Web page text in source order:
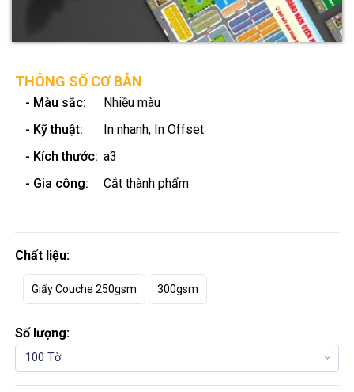
THÔNG SỐ CƠ BẢN
- Màu sắc:
Nhiều màu
- Kỹ thuật:
In nhanh, In Offset
- Kích thước: a3
- Gia công:
Cắt thành phẩm
Chất liệu:
Giấy Couche 250gsm 300gsm
Số lượng:
100 Tờ